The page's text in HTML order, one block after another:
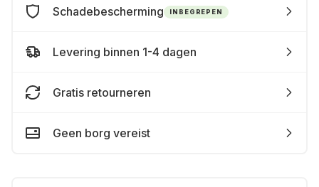
Schadebescherming INBEGREPEN
Levering binnen 1-4 dagen
Gratis retourneren
Geen borg vereist